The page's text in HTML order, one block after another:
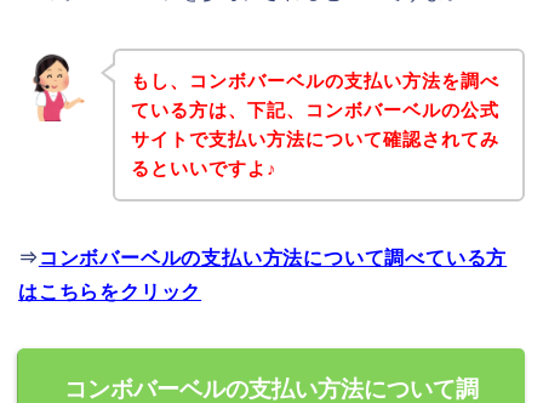
もし、コンボバーベルの支払い方法を調べ
ている方は、下記、コンボバーベルの公式
サイトで支払い方法について確認されてみ
るといいですよ♪
⇒ コンボバーベルの支払い方法について調べている方
はこちらをクリック
コンボバーベルの支払い方法について調